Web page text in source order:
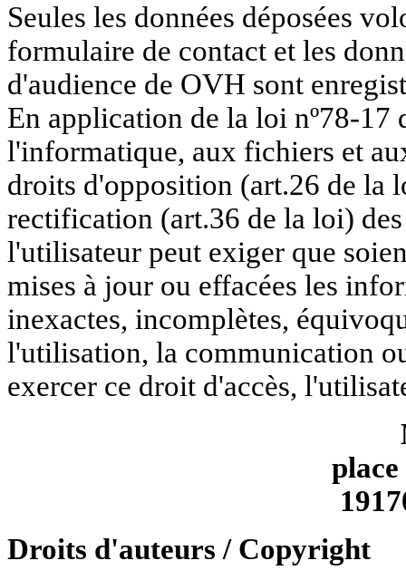
Seules les données déposées
formulaire de contact et les
d'audience de OVH sont
En application de la loi nº78-
l'informatique, aux fichiers et
droits d'opposition (art.26 de la
rectification (art.36 de la loi)
l'utilisateur peut exiger que
mises à jour ou effacées les
inexactes, incomplètes,
l'utilisation, la communication
exercer ce droit d'accès,
Droits d'auteurs / Copyright